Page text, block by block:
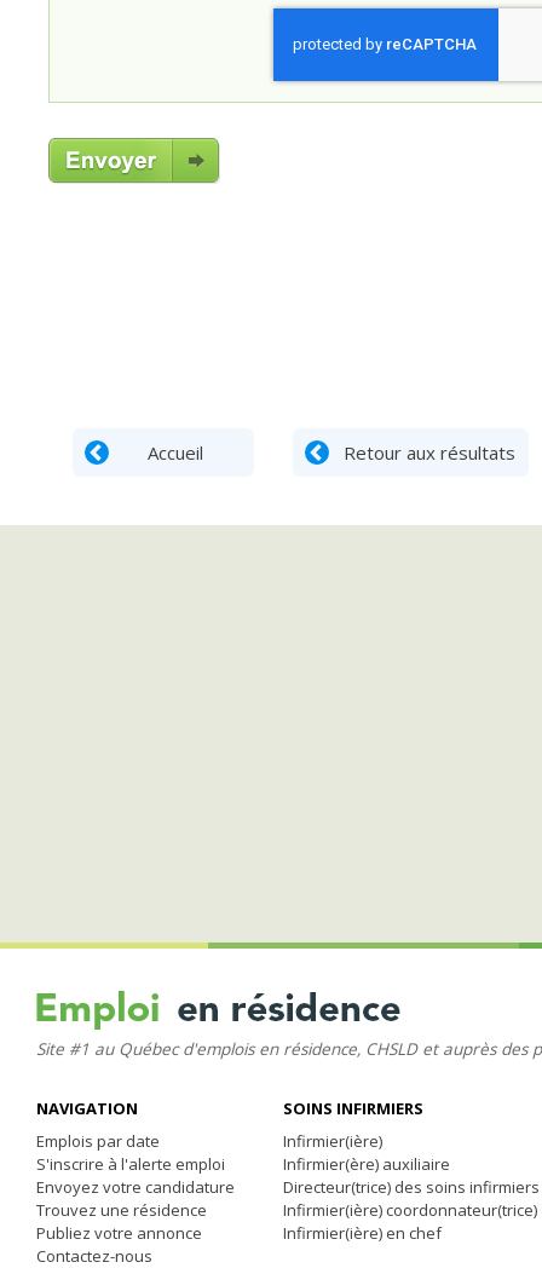
Accueil Retour aux résultats
Site #1 au Québec d'emplois en résidence, CHSLD et auprès des
NAVIGATION
Emplois par date
S'inscrire à l'alerte emploi
Envoyez votre candidature
Trouvez une résidence
Publiez votre annonce
Contactez-nous
SOINS INFIRMIERS
Infirmier(ière)
Infirmier(ère) auxiliaire
Directeur(trice) des soins infirmiers
Infirmier(ière) coordonnateur(trice)
Infirmier(ière) en chef